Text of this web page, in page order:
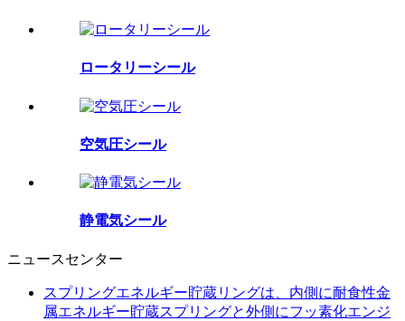
ロータリーシール
空気圧シール
静電気シール
ニュースセンター
スプリングエネルギー貯蔵リングは、内側に耐食性金
属エネルギー貯蔵スプリングと外側にフッ素化エンジ